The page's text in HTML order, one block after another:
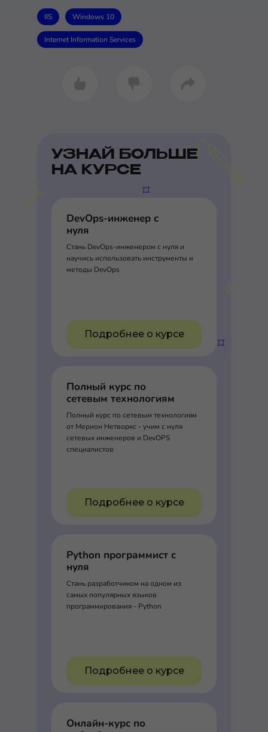
IIS Windows 10
Internet Information Services
УЗНАЙ БОЛЬШЕ
НА КУРСЕ
DevOps-инженер с
нуля
Стань DevOps-инженером с нуля и
научись использовать инструменты и
методы DevOps
Подробнее о курсе
Полный курс по
сетевым технологиям
Полный курс по сетевым технологиям
от Мерион Нетворкс - учим с нуля
сетевых инженеров и DevOPS
специалистов
Подробнее о курсе
Python программист с
нуля
Стань разработчиком на одном из
самых популярных языков
программирования - Python
Подробнее о курсе
Онлайн-курс по